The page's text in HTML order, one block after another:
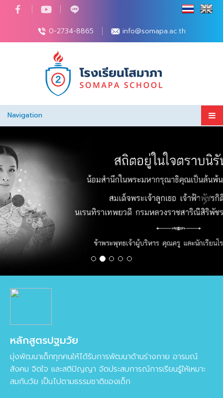
0-2734-8865 info@somapa.ac.th
Navigation
หลักสูตรปฐมวัย
มุ่งพัฒนาเด็กทุกคนให้ได้รับการพัฒนาด้านร่างกาย อารมณ์
สังคม จิตใจ และสติปัญญา จัดประสบการณ์การเรียนรู้ให้เหมาะ
สมกับวัย เป็นไปตามธรรมชาติของเด็ก